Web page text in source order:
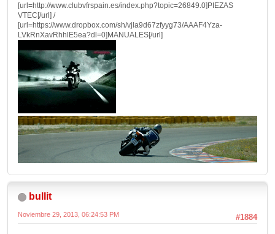
[url=http://www.clubvfrspain.es/index.php?topic=26849.0]PIEZAS
VTEC[/url] /
[url=https://www.dropbox.com/sh/vjla9d67zfyyg73/AAAF4Yza-
LVkRnXavRhhlE5ea?dl=0]MANUALES[/url]
bullit
#1884
Noviembre 29, 2013, 06:24:53 PM